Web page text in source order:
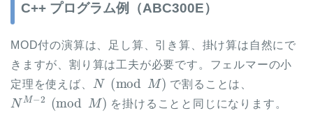
C++ プログラム例（ABC300E）
MOD付の演算は、足し算、引き算、掛け算は自然にで
きますが、割り算は工夫が必要です。フェルマーの小
定理を使えば、
N( mod M )
で割ることは、
NM−2 (mod M)
を掛けることと同じになります。